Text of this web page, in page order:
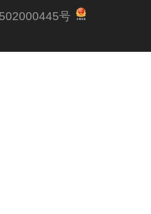
号